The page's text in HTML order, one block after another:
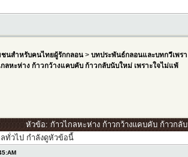
นสำหรับคนไทยผู้รักกลอน> บทประพันธ์กลอนและบทกวีเพรา
ลหะห่าง ก้าวกว้างแคบคับ ก้าวกลับนับใหม่ เพราะใจไม่แพ้
หัวข้อ: กัาวไกลหะห่าง ก้าวกว้างแคบคับ ก้าวกลั
ทั่วไป กำลังดูหัวข้อนี้